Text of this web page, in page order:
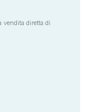
vendita diretta di